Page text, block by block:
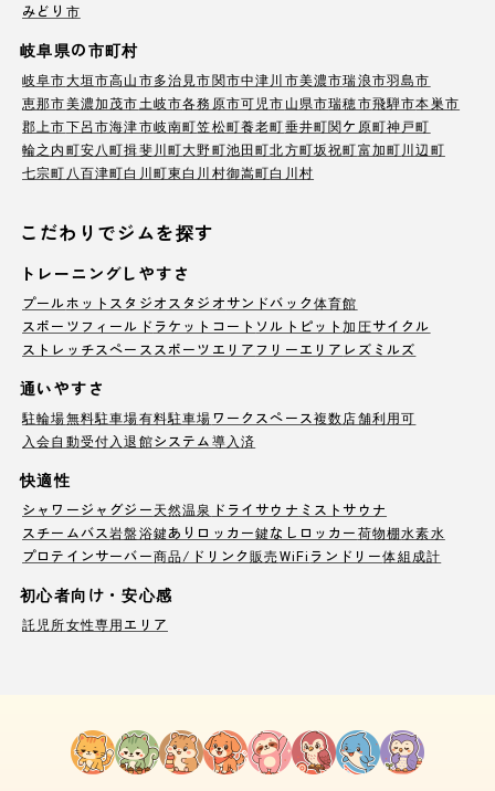
みどり市
岐阜県の市町村
岐阜市大垣市高山市多治見市関市中津川市美濃市瑞浪市羽島市
恵那市美濃加茂市土岐市各務原市可児市山県市瑞穂市飛騨市本巣市
郡上市下呂市海津市岐南町笠松町養老町垂井町関ケ原町神戸町
輪之内町安八町揖斐川町大野町池田町北方町坂祝町富加町川辺町
七宗町 八百津町白川町東白川村御嵩町白川村
こだわりでジムを探す
トレーニングしやすさ
プールホットスタジオ スタジオサンドバック体育館
スポーツフィールド ラケットコート ソルトピット加圧サイクル
ストレッチスペース スポーツエリア フリーエリア レズミルズ
通いやすさ
駐輪場無料駐車場有料駐車場ワークスペース複数店舗利用可
入会自動受付 入退館システム導入済
快適性
シャワージャグジー天然温泉 ドライサウナ ミストサウナ
スチームバス岩盤浴鍵ありロッカー鍵なしロッカー荷物棚水素水
プロテインサーバー商品/ドリンク販売WiFi ランドリー体組成計
初心者向け・安心感
託児所女性専用エリア